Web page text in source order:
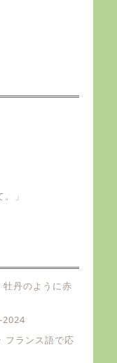
」
丹のように赤
2024
フランス語で応